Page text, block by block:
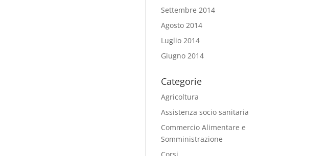
Settembre 2014
Agosto 2014
Luglio 2014
Giugno 2014
Categorie
Agricoltura
Assistenza socio sanitaria
Commercio Alimentare e
Somministrazione